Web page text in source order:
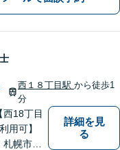
西１８丁目駅から徒歩1
分
西18丁目
用可】
幌市中
詳細を見
る